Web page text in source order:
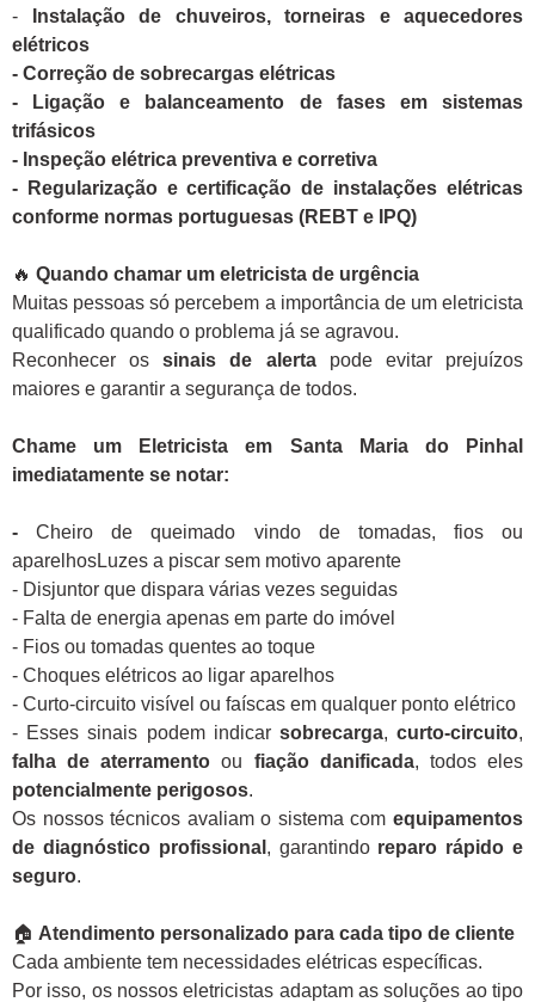
-
Instalação de chuveiros, torneiras e aquecedores
elétricos
- Correção de sobrecargas elétricas
- Ligação e balanceamento de fases em sistemas
trifásicos
- Inspeção elétrica preventiva e corretiva
- Regularização e certificação de instalações elétricas
conforme normas portuguesas (REBT e IPQ)
🔥 Quando chamar um eletricista de urgência
Muitas pessoas só percebem a importância de um eletricista
qualificado quando o problema já se agravou.
Reconhecer ossinais de alertapode evitar prejuízos
maiores e garantir a segurança de todos.
Chame um Eletricista em Santa Maria do Pinhal
imediatamente se notar:
-Cheiro de queimado vindo de tomadas, fios ou
aparelhosLuzes a piscar sem motivo aparente
- Disjuntor que dispara várias vezes seguidas
- Falta de energia apenas em parte do imóvel
- Fios ou tomadas quentes ao toque
- Choques elétricos ao ligar aparelhos
- Curto-circuito visível ou faíscas em qualquer ponto elétrico
- Esses sinais podem indicar sobrecarga,curto-circuito,
falha de aterramento ou fiação danificada, todos eles
potencialmente perigosos.
Os nossos técnicos avaliam o sistema com equipamentos
de diagnóstico profissional , garantindo reparo rápido e
seguro.
🏠 Atendimento personalizado para cada tipo de cliente
Cada ambiente tem necessidades elétricas específicas.
Por isso, os nossos eletricistas adaptam as soluções ao tipo